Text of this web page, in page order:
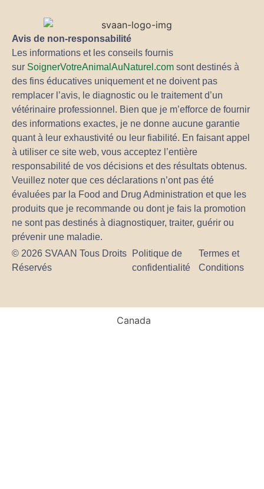
Avis de non-responsabilité
Les informations et les conseils fournis
sur SoignerVotreAnimalAuNaturel.com sont destinés à
des fins éducatives uniquement et ne doivent pas
remplacer l’avis, le diagnostic ou le traitement d’un
vétérinaire professionnel. Bien que je m’efforce de fournir
des informations exactes, je ne donne aucune garantie
quant à leur exhaustivité ou leur fiabilité. En faisant appel
à utiliser ce site web, vous acceptez l’entière
responsabilité de vos décisions et des résultats obtenus.
Veuillez noter que ces déclarations n’ont pas été
évaluées par la Food and Drug Administration et que les
produits que je recommande ou dont je fais la promotion
ne sont pas destinés à diagnostiquer, traiter, guérir ou
prévenir une maladie.
© 2026 SVAAN Tous Droits
Réservés
Politique de
confidentialité
Termes et
Conditions
Canada